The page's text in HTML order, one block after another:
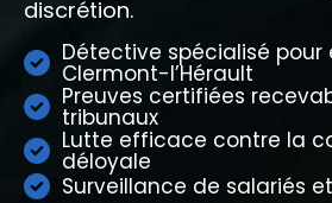
discrétion.
Détective spécialisé pour
Clermont-l’Hérault
Preuves certifiées
tribunaux
Lutte efficace contre la
déloyale
Surveillance de salariés